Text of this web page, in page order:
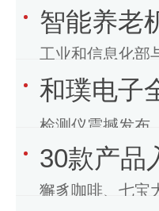
智能养老
工业和信息化部
机器人结对攻关
和璞电子
检测仪震撼发布...
30款产品
獬豸咖啡、七宝